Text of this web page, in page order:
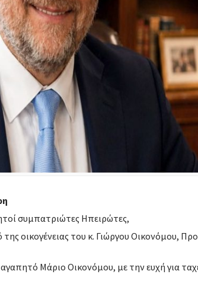
συμπατριώτες Ηπειρώτες,
οικογένειας του κ. Γιώργου Οικονόμου,
Μάριο Οικονόμου, με την ευχή για